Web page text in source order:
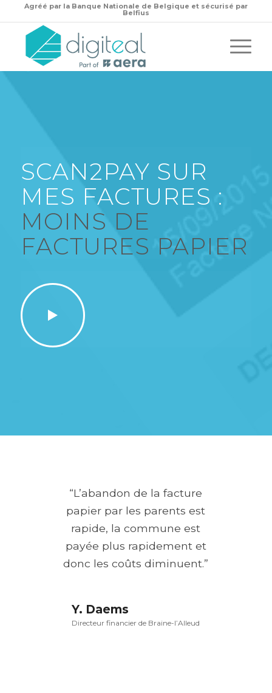
Agréé par la Banque Nationale de Belgique et sécurisé par
Belfius
SCAN2PAY SUR
MES FACTURES :
MOINS DE
FACTURES PAPIER
“L’abandon de la facture
papier par les parents est
rapide, la commune est
payée plus rapidement et
donc les coûts diminuent.”
Y. Daems
Directeur financier de Braine-l’Alleud